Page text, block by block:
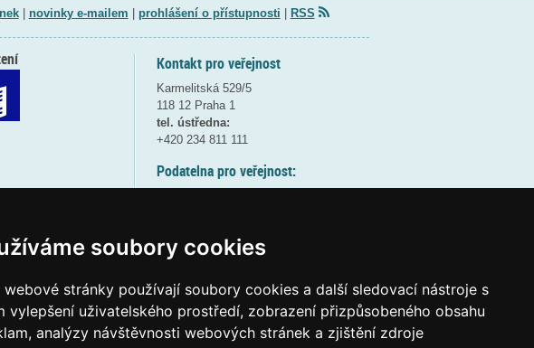
soubory cookies
webové stránky používají soubory cookies a další sledovací nástroje s
vylepšení uživatelského prostředí, zobrazení přizpůsobeného obsahu
analýzy návštěvnosti webových stránek a zjištění zdroje
| novinky e-mailem prohlášení o přístupnosti RSS
Kontakt pro veřejnost
Karmelitská 529/5
118 12 Praha 1
tel. ústředna:
+420 234 811 111
Podatelna pro veřejnost:
(více informací
Elektronická podatelna:
posta@msmtgov cz